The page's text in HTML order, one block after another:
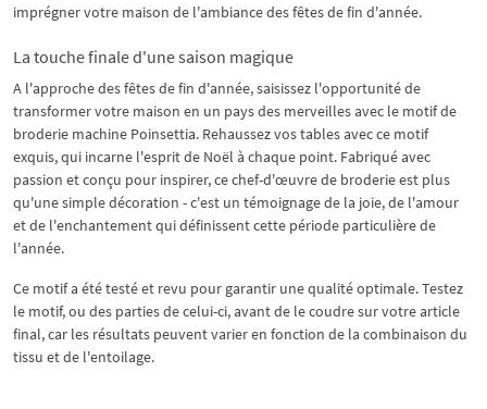
imprégner votre maison de l'ambiance des fêtes de fin d'année.
La touche finale d'une saison magique
A l'approche des fêtes de fin d'année, saisissez l'opportunité de
transformer votre maison en un pays des merveilles avec le motif de
broderie machine Poinsettia. Rehaussez vos tables avec ce motif
exquis, qui incarne l'esprit de Noël à chaque point. Fabriqué avec
passion et conçu pour inspirer, ce chef-d'œuvre de broderie est plus
qu'une simple décoration - c'est un témoignage de la joie, de l'amour
et de l'enchantement qui définissent cette période particulière de
l'année.
Ce motif a été testé et revu pour garantir une qualité optimale. Testez
le motif, ou des parties de celui-ci, avant de le coudre sur votre article
final, car les résultats peuvent varier en fonction de la combinaison du
tissu et de l'entoilage.